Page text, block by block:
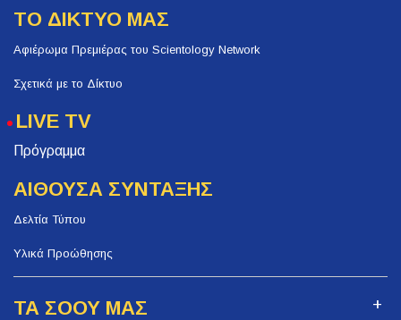
ΤΟ ΔΙΚΤΥΟ ΜΑΣ
Αφιέρωμα Πρεμιέρας του Scientology Network
Σχετικά με το Δίκτυο
LIVE TV
Πρόγραμμα
ΑΙΘΟΥΣΑ ΣΥΝΤΑΞΗΣ
Δελτία Τύπου
Υλικά Προώθησης
ΤΑ ΣΟΟΥ ΜΑΣ